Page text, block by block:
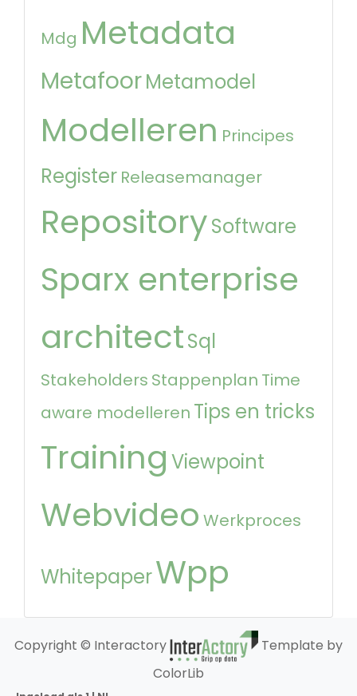
Mdg Metadata
MetafoorMetamodel
Modelleren Principes
Register Releasemanager
RepositorySoftware
Sparx enterprise
architectSql
Stakeholders Stappenplan Time
aware modelleren Tips en tricks
Training Viewpoint
Webvideo Werkproces
WhitepaperWpp
Copyright © Interactory
Template by
ColorLib